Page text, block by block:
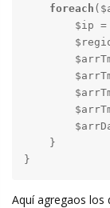
foreach
$ip =
    }
}
Aquí agregaos los